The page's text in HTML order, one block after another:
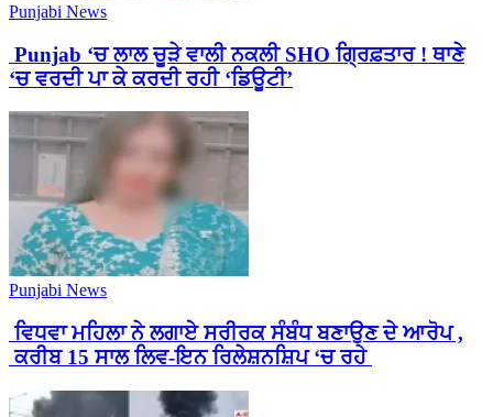
Punjabi News
Punjab ‘ਚ ਲਾਲ ਚੂੜੇ ਵਾਲੀ ਨਕਲੀ SHO ਗ੍ਰਿਫ਼ਤਾਰ ! ਥਾਣੇ
‘ਚ ਵਰਦੀ ਪਾ ਕੇ ਕਰਦੀ ਰਹੀ ‘ਡਿਊਟੀ’
Punjabi News
ਵਿਧਵਾ ਮਹਿਲਾ ਨੇ ਲਗਾਏ ਸਰੀਰਕ ਸੰਬੰਧ ਬਣਾਉਣ ਦੇ ਆਰੋਪ ,
ਕਰੀਬ 15 ਸਾਲ ਲਿਵ-ਇਨ ਰਿਲੇਸ਼ਨਸ਼ਿਪ ‘ਚ ਰਹੇ